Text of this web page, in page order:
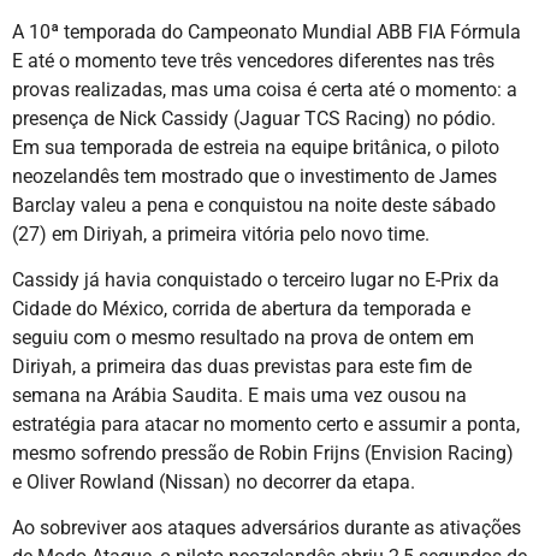
A 10ª temporada do Campeonato Mundial ABB FIA Fórmula
E até o momento teve três vencedores diferentes nas três
provas realizadas, mas uma coisa é certa até o momento: a
presença de Nick Cassidy (Jaguar TCS Racing) no pódio.
Em sua temporada de estreia na equipe britânica, o piloto
neozelandês tem mostrado que o investimento de James
Barclay valeu a pena e conquistou na noite deste sábado
(27) em Diriyah, a primeira vitória pelo novo time.
Cassidy já havia conquistado o terceiro lugar no E-Prix da
Cidade do México, corrida de abertura da temporada e
seguiu com o mesmo resultado na prova de ontem em
Diriyah, a primeira das duas previstas para este fim de
semana na Arábia Saudita. E mais uma vez ousou na
estratégia para atacar no momento certo e assumir a ponta,
mesmo sofrendo pressão de Robin Frijns (Envision Racing)
e Oliver Rowland (Nissan) no decorrer da etapa.
Ao sobreviver aos ataques adversários durante as ativações